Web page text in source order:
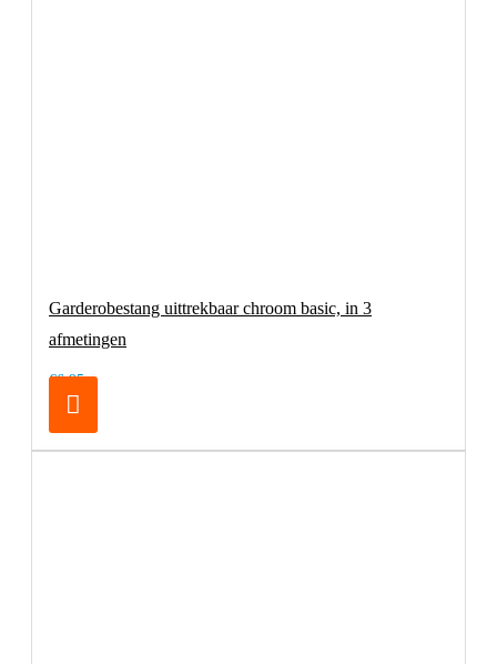
Garderobestang uittrekbaar chroom basic, in 3
afmetingen
€6,95